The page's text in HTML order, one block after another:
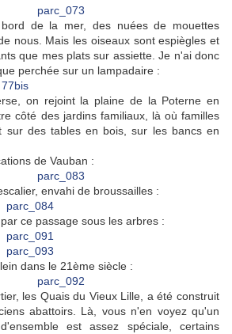
de la mer, des nuées de mouettes
nous. Mais les oiseaux sont espiègles et
que mes plats sur assiette. Je n'ai donc
perchée sur un lampadaire :
on rejoint la plaine de la Poterne en
côté des jardins familiaux, là où familles
sur des tables en bois, sur les bancs en
de Vauban :
envahi de broussailles :
ce passage sous les arbres :
dans le 21ème siècle :
les Quais du Vieux Lille, a été construit
abattoirs. Là, vous n'en voyez qu'un
est assez spéciale, certains